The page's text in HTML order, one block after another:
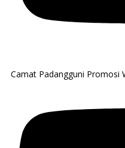
Camat Padangguni Promosi